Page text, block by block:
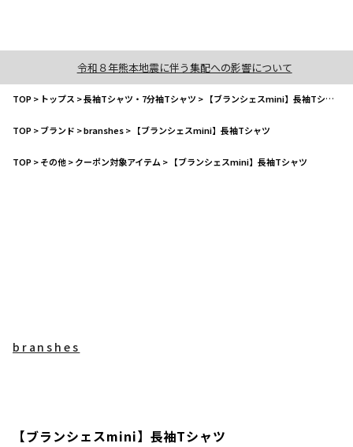
令和８年熊本地震に伴う集配への影響について
TOP> トップス >長袖Tシャツ・7分袖Tシャツ > 【ブランシェスmini】長袖Tシャツ
TOP>ブランド >branshes> 【ブランシェスmini】長袖Tシャツ
TOP>その他>クーポン対象アイテム > 【ブランシェスmini】長袖Tシャツ
branshes
【ブランシェスmini】長袖Tシャツ